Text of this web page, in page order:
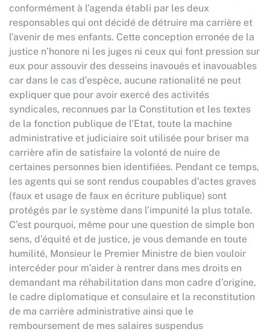
conformément à l’agenda établi par les deux
responsables qui ont décidé de détruire ma carrière et
l’avenir de mes enfants. Cette conception erronée de la
justice n’honore ni les juges ni ceux qui font pression sur
eux pour assouvir des desseins inavoués et inavouables
car dans le cas d’espèce, aucune rationalité ne peut
expliquer que pour avoir exercé des activités
syndicales, reconnues par la Constitution et les textes
de la fonction publique de l’Etat, toute la machine
administrative et judiciaire soit utilisée pour briser ma
carrière afin de satisfaire la volonté de nuire de
certaines personnes bien identifiées. Pendant ce temps,
les agents qui se sont rendus coupables d’actes graves
(faux et usage de faux en écriture publique) sont
protégés par le système dans l’impunité la plus totale.
C’est pourquoi, même pour une question de simple bon
sens, d’équité et de justice, je vous demande en toute
humilité, Monsieur le Premier Ministre de bien vouloir
intercéder pour m’aider à rentrer dans mes droits en
demandant ma réhabilitation dans mon cadre d’origine,
le cadre diplomatique et consulaire et la reconstitution
de ma carrière administrative ainsi que le
remboursement de mes salaires suspendus